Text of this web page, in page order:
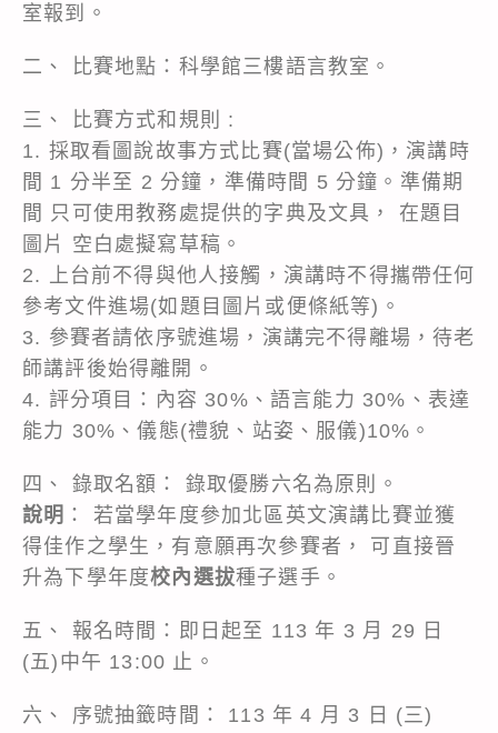
室報到。
二、 比賽地點：科學館三樓語言教室。
三、 比賽方式和規則 :
1. 採取看圖說故事方式比賽(當場公佈)，演講時
間 1 分半至 2 分鐘，準備時間 5 分鐘。準備期
間 只可使用教務處提供的字典及文具， 在題目
圖片 空白處擬寫草稿。
2. 上台前不得與他人接觸，演講時不得攜帶任何
參考文件進場(如題目圖片或便條紙等)。
3. 參賽者請依序號進場，演講完不得離場，待老
師講評後始得離開。
4. 評分項目：內容 30%、語言能力 30%、表達
能力 30%、儀態(禮貌、站姿、服儀)10%。
四、 錄取名額： 錄取優勝六名為原則。
說明 ： 若當學年度參加北區英文演講比賽並獲
得佳作之學生，有意願再次參賽者， 可直接晉
升為下學年度校內選拔種子選手。
五、 報名時間：即日起至 113 年 3 月 29 日
(五)中午 13:00 止。
六、 序號抽籤時間： 113 年 4 月 3 日 (三)